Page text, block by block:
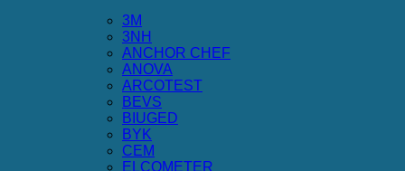
3M
3NH
ANCHOR CHEF
ANOVA
ARCOTEST
BEVS
BIUGED
BYK
CEM
ELCOMETER